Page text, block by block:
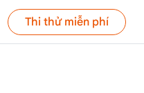
Thi thử miễn phí